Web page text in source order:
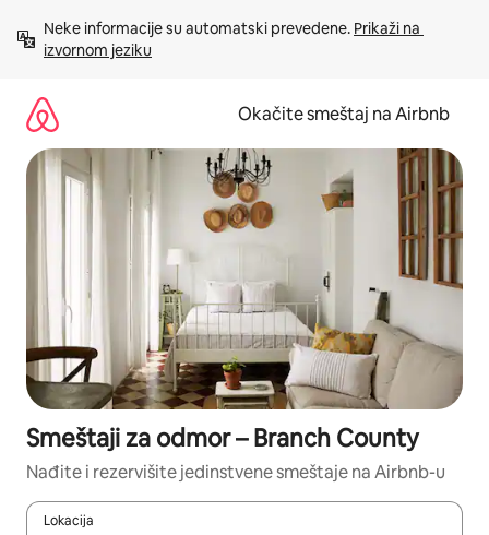
sadržaj
Neke informacije su automatski prevedene. Prikaži na
izvornom jeziku
Okačite smeštaj na Airbnb
Smeštaji za odmor – Branch County
Nađite i rezervišite jedinstvene smeštaje na Airbnb-u
Lokacija